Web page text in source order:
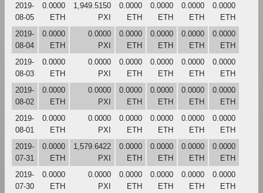
2019-
08-05
0.0000
ETH
1,949.5150
PXI
0.0000
ETH
0.0000
ETH
0.0000
ETH
0.0000
ETH
2019-
08-04
0.0000
ETH
0.0000
PXI
0.0000
ETH
0.0000
ETH
0.0000
ETH
0.0000
ETH
2019-
08-03
0.0000
ETH
0.0000
PXI
0.0000
ETH
0.0000
ETH
0.0000
ETH
0.0000
ETH
2019-
08-02
0.0000
ETH
0.0000
PXI
0.0000
ETH
0.0000
ETH
0.0000
ETH
0.0000
ETH
2019-
08-01
0.0000
ETH
0.0000
PXI
0.0000
ETH
0.0000
ETH
0.0000
ETH
0.0000
ETH
2019-
07-31
0.0000
ETH
1,579.6422
PXI
0.0000
ETH
0.0000
ETH
0.0000
ETH
0.0000
ETH
2019-
07-30
0.0000
ETH
0.0000
PXI
0.0000
ETH
0.0000
ETH
0.0000
ETH
0.0000
ETH